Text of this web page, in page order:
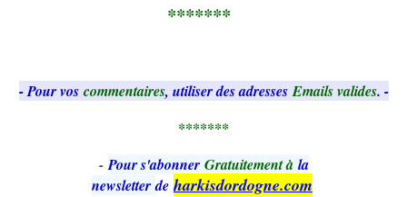
*******
- Pour vos commentaires, utiliser des adressesEmails valides. -
*******
- Pour s'abonner Gratuitement à la
newsletter de harkisdordogne.com